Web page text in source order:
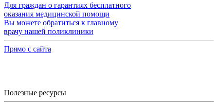
Для граждан о гарантиях бесплатного
оказания медицинской помощи
Вы можете обратиться к главному
врачу нашей поликлиники
Прямо с сайта
Полезные ресурсы